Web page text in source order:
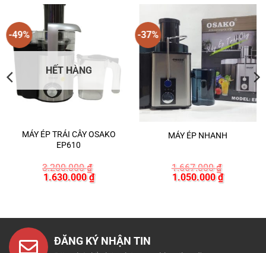
-49%
HẾT HÀNG
MÁY ÉP TRÁI CÂY OSAKO
EP610
3.200.000₫
Giá
1.630.000₫Giá
hiện
-37%
MÁY ÉP NHANH
1.667.000₫
Giá
1.050.000₫Giá
hiện
ĐĂNG KÝ NHẬN TIN